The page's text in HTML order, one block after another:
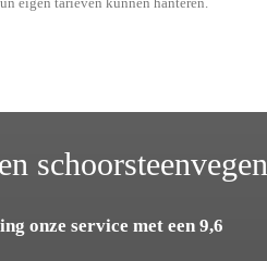
schoorsteenvegen
onze service met een 9,6